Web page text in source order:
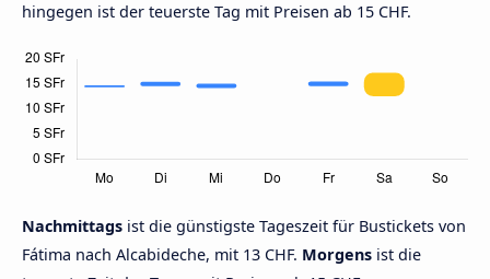
hingegen ist der teuerste Tag mit Preisen ab 15 CHF.
Nachmittags ist die günstigste Tageszeit für Bustickets von
Fátima nach Alcabideche, mit 13 CHF. Morgens ist die